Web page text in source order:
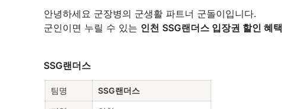
안녕하세요 군장병의 군생활 파트너 군돌이입니다.
군인이면 누릴 수 있는 인천 SSG랜더스 입장권 할인 혜택
SSG랜더스
팀명 SSG랜더스